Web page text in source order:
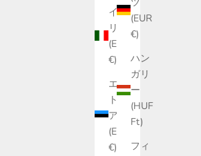
(EUR
€)
ハン
ガリ
ー
(HUF
Ft)
フィ
イタ
リア
(EUR
€)
エス
トニ
ア
(EUR
€)